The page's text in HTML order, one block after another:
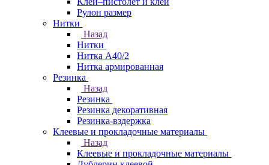
Рулон размер
Нитки
Назад
Нитки
Нитка А40/2
Нитка армированная
Резинка
Назад
Резинка
Резинка декоративная
Резинка-вздержка
Клеевые и прокладочные материалы
Назад
Клеевые и прокладочные материалы